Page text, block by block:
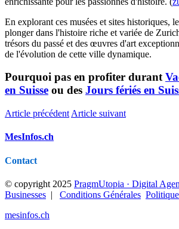
En explorant ces musées et sites historiques,
plonger dans l'histoire riche et variée de
trésors du passé et des œuvres d'art
de l'évolution de cette ville dynamique.
Pourquoi pas en profiter durant
en Suisse ou des Jours fériés en
Article précédent Article suivant
MesInfos.ch
Contact
© copyright 2025 PragmUtopia · Digital
Businesses | Conditions Générales
mesinfos.ch